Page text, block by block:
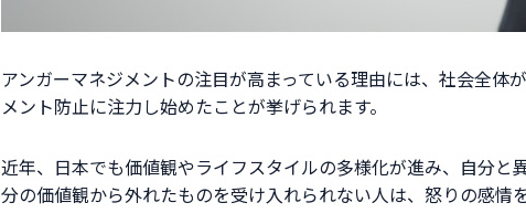
アンガーマネジメントの注目が高まっている理由には、社会全
メント防止に注力し始めたことが挙げられます。
近年、日本でも価値観やライフスタイルの多様化が進み、自分
分の価値観から外れたものを受け入れられない人は、怒りの感情